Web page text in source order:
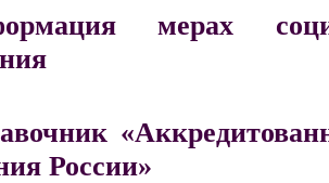
мерах
России»